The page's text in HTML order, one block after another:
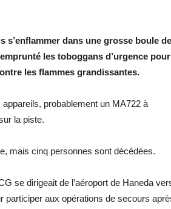
s’enflammer dans une grosse boule de
les toboggans d’urgence pour
les flammes grandissantes.
probablement un MA722 à
la piste.
mais cinq personnes sont décédées.
se dirigeait de l’aéroport de Haneda
participer aux opérations de secours